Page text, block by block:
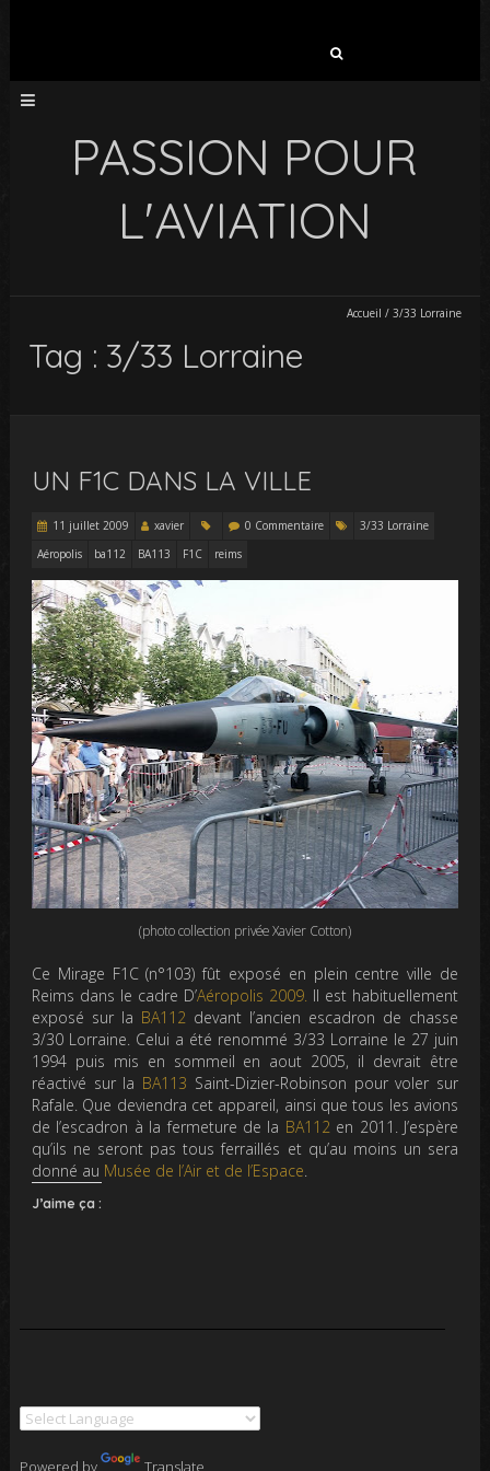
PASSION POUR
L'AVIATION
Accueil / 3/33 Lorraine
Tag : 3/33 Lorraine
UN F1C DANS LA VILLE
11 juillet 2009 xavier 0 Commentaire
3/33 Lorraine
Aéropolis
ba112 BA113 F1C reims
(photo collection privée Xavier Cotton)
Ce Mirage F1C (n°103) fût exposé en plein centre ville de
Reims dans le cadre D’Aéropolis 2009. Il est habituellement
exposé sur la BA112 devant l’ancien escadron de chasse
3/30 Lorraine. Celui a été renommé 3/33 Lorraine le 27 juin
1994 puis mis en sommeil en aout 2005, il devrait être
réactivé sur la BA113 Saint-Dizier-Robinson pour voler sur
Rafale. Que deviendra cet appareil, ainsi que tous les avions
de l’escadron à la fermeture de la BA112en 2011. J’espère
qu’ils ne seront pas tous ferraillés et qu’au moins un sera
donné au Musée de l’Air et de l’Espace.
J’aime ça :
Powered by Translate